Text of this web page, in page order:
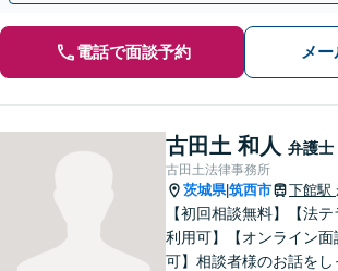
電話で面談予約 メ
古田土 和人 弁護士
古田土法律事務所
茨城県|筑西市 下館駅
【初回相談無料】【法テ
利用可】【オンライン面
可】相談者様のお話をし